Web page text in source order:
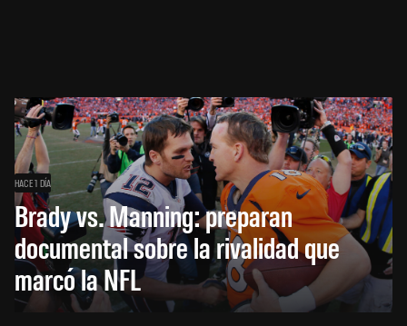
HACE 1 DÍA
Brady vs. Manning: preparan
documental sobre la rivalidad que
marcó la NFL